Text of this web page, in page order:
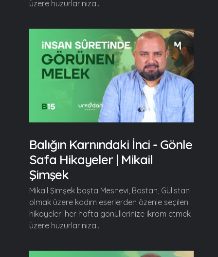
üzere huzurlarınıza...
Balığın Karnındaki İnci - Gönle
Safa Hikayeler | Mikail
Şimşek
Mikail Şimşek başta Mesnevi, Bostan, Gülistan
olmak üzere kadim eserlerden özenle seçilen
hikayeleri her hafta gönüllerinize ikram etmek
üzere huzurlarınıza...